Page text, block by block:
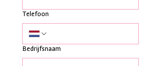
Telefoon
Bedrijfsnaam